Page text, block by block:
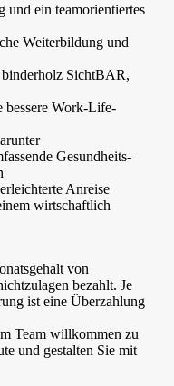
ein teamorientiertes
Weiterbildung und
binderholz SichtBAR,
bessere Work-Life-
Gesundheits-
Anreise
wirtschaftlich
von
bezahlt. Je
ist eine Überzahlung
Team willkommen zu
und gestalten Sie mit